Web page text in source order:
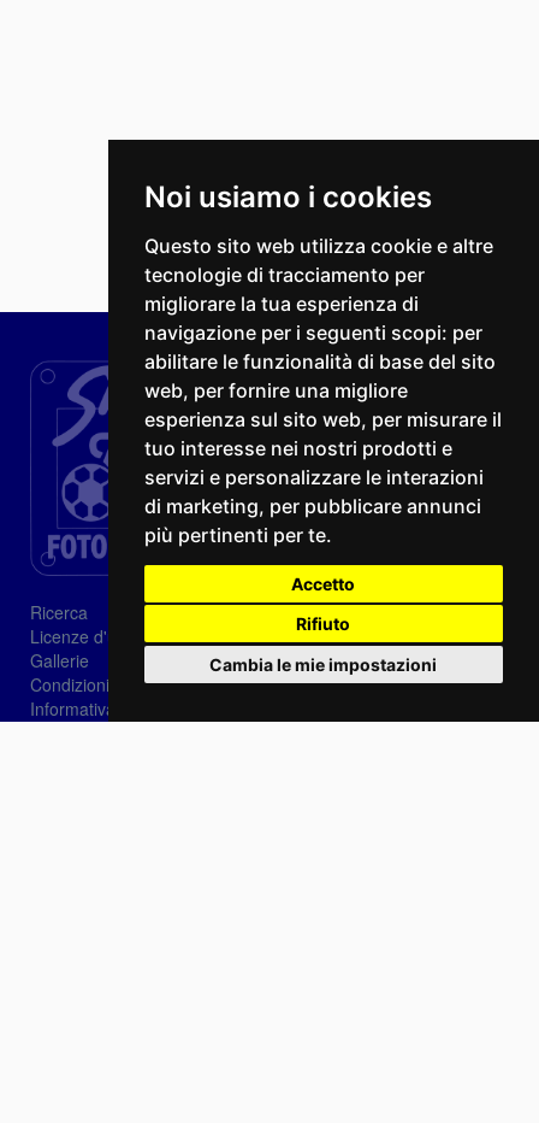
Noi usiamo i cookies
Questo sito web utilizza cookie e altre
tecnologie di tracciamento per
migliorare la tua esperienza di
navigazione per i seguenti scopi: per
abilitare le funzionalità di base del sito
web, per fornire una migliore
esperienza sul sito web, per misurare il
tuo interesse nei nostri prodotti e
servizi e personalizzare le interazioni
di marketing, per pubblicare annunci
più pertinenti per te.
Accetto
Rifiuto
Cambia le mie impostazioni
Ricerca
Licenze d'utilizzo
Gallerie
Condizioni di vendita
Informativa sui Cookie